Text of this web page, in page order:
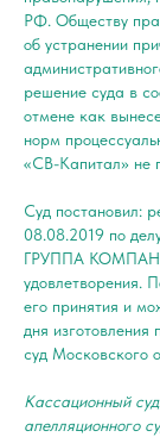
РФ. Обществу
об устранении
решение суда в
отмене как
норм
«СВ-Капитал» не
Суд постановил:
08.08.2019 по
ГРУППА
удовлетворения.
его принятия и
дня
суд Московского
Кассационный
апелляционного